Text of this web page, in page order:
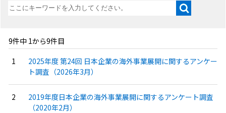
9件中 1から9件目
2025年度 第24回 日本企業の海外事業展開に関するアンケー
ト調査（2026年3月）
2019年度日本企業の海外事業展開に関するアンケート調査
（2020年2月）